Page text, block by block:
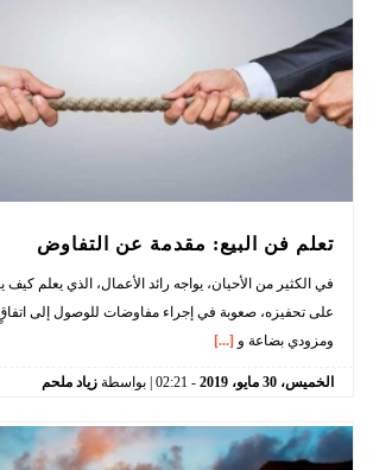
تعلم فن البيع: مقدمة عن التفاوض
في الكثير من الأحيان، يواجه رائد الأعمال، الذي يعلم
على تحفيزه، صعوبة في إجراء مفاوضات للوصول إلى
ومزودي بضاعة و [...]
الخميس، 30 مايو، 2019
-
02:21 | بواسطة زياد ملحم